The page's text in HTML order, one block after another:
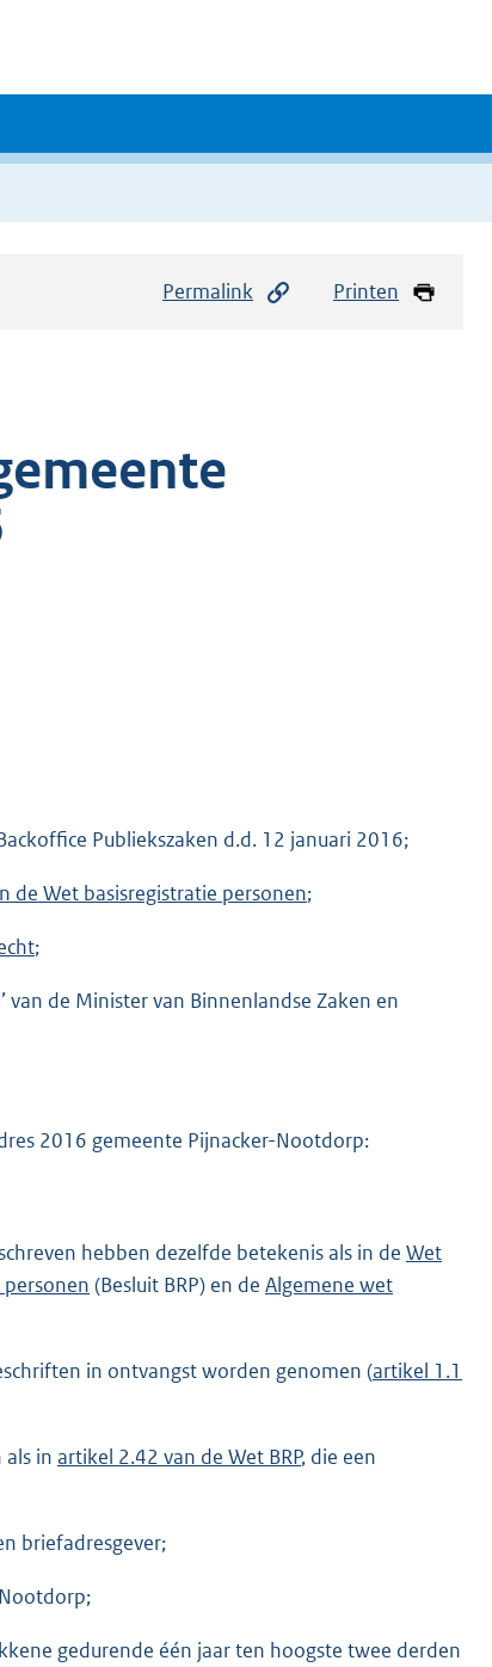
Permalink Printen
Publiekszaken d.d. 12 januari 2016;
de Wet basisregistratie personen;
;
van de Minister van Binnenlandse Zaken en
2016 gemeente Pijnacker-Nootdorp:
hebben dezelfde betekenis als in de Wet
personen (Besluit BRP) en de Algemene wet
in ontvangst worden genomen (artikel 1.1
in artikel 2.42 van de Wet BRP, die een
briefadresgever;
gedurende één jaar ten hoogste twee derden